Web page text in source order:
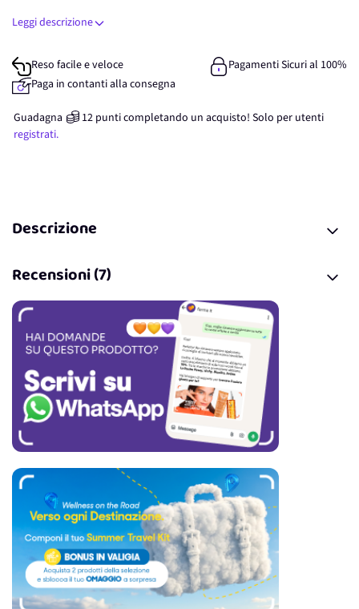
Leggi descrizione
Reso facile e veloce
Pagamenti Sicuri al 100%
Paga in contanti alla consegna
Guadagna 12 punticompletando un acquisto! Solo per utenti
registrati.
Descrizione
Recensioni (7)